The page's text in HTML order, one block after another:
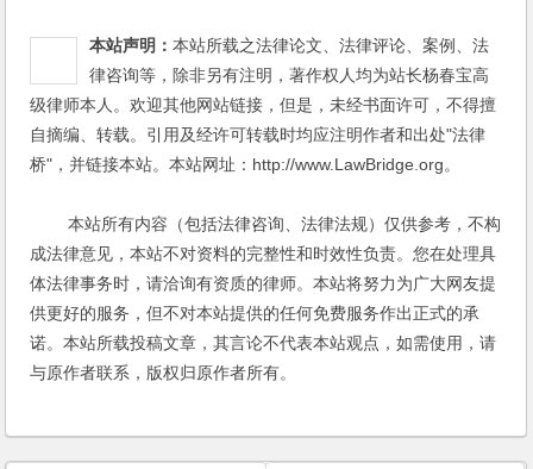
本站声明：本站所载之法律论文、法律评论、案例、法
律咨询等，除非另有注明，著作权人均为站长杨春宝高
级律师本人。欢迎其他网站链接，但是，未经书面许可，不得擅
自摘编、转载。引用及经许可转载时均应注明作者和出处"法律
桥"，并链接本站。本站网址：http://www.LawBridge.org。
本站所有内容（包括法律咨询、法律法规）仅供参考，不构
成法律意见，本站不对资料的完整性和时效性负责。您在处理具
体法律事务时，请洽询有资质的律师。本站将努力为广大网友提
供更好的服务，但不对本站提供的任何免费服务作出正式的承
诺。本站所载投稿文章，其言论不代表本站观点，如需使用，请
与原作者联系，版权归原作者所有。